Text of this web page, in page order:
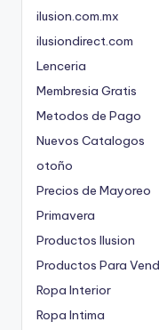
ilusion.com.mx
ilusiondirect.com
Lenceria
Membresia Gratis
Metodos de Pago
Nuevos Catalogos
otoño
Precios de Mayoreo
Primavera
Productos Ilusion
Productos Para
Ropa Interior
Ropa Intima